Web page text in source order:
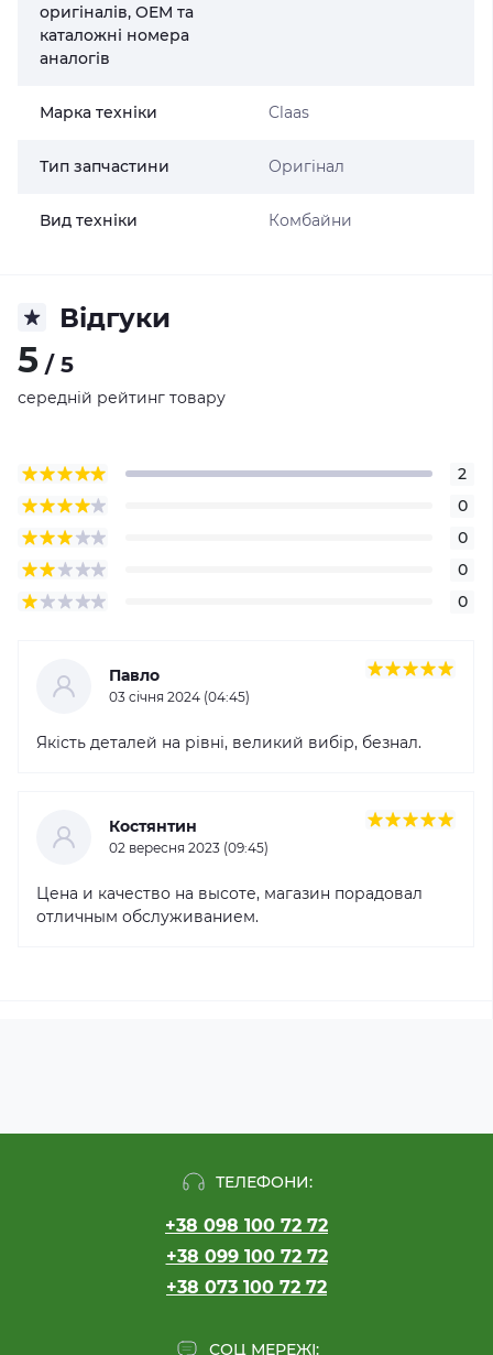
оригіналів, OEM та
каталожні номера
аналогів
Марка техніки Claas
Тип запчастини Оригінал
Вид техніки Комбайни
Відгуки
5 / 5
середній рейтинг товару
2
0
0
0
0
Павло
03 cічня 2024 (04:45)
Якість деталей на рівні, великий вибір, безнал.
Костянтин
02 вересня 2023 (09:45)
Цена и качество на высоте, магазин порадовал
отличным обслуживанием.
ТЕЛЕФОНИ:
+38 098 100 72 72
+38 099 100 72 72
+38 073 100 72 72
СОЦ МЕРЕЖІ: